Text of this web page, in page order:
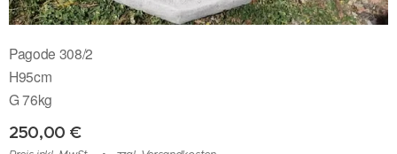
Pagode 308/2
H95cm
G 76kg
250,00 €